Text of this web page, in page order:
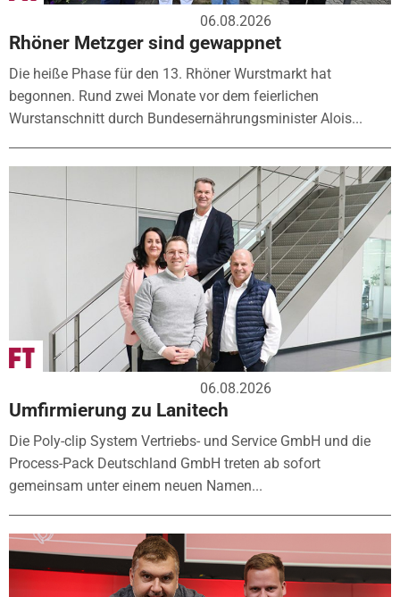
06.08.2026
Rhöner Metzger sind gewappnet
Die heiße Phase für den 13. Rhöner Wurstmarkt hat
begonnen. Rund zwei Monate vor dem feierlichen
Wurstanschnitt durch Bundesernährungsminister Alois...
06.08.2026
Umfirmierung zu Lanitech
Die Poly-clip System Vertriebs- und Service GmbH und die
Process-Pack Deutschland GmbH treten ab sofort
gemeinsam unter einem neuen Namen...